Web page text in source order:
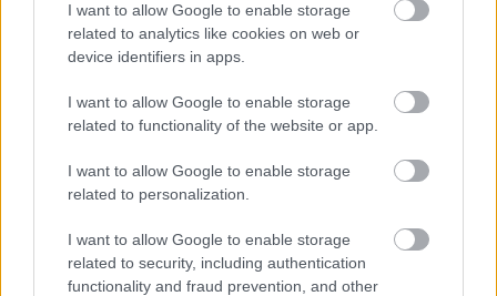
I want to allow Google to enable storage
related to analytics like cookies on web or
device identifiers in apps.
I want to allow Google to enable storage
related to functionality of the website or app.
I want to allow Google to enable storage
related to personalization.
I want to allow Google to enable storage
related to security, including authentication
functionality and fraud prevention, and other